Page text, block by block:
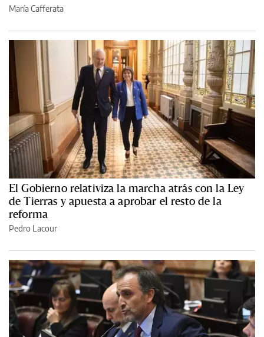
María Cafferata
El Gobierno relativiza la marcha atrás con la Ley
de Tierras y apuesta a aprobar el resto de la
reforma
Pedro Lacour